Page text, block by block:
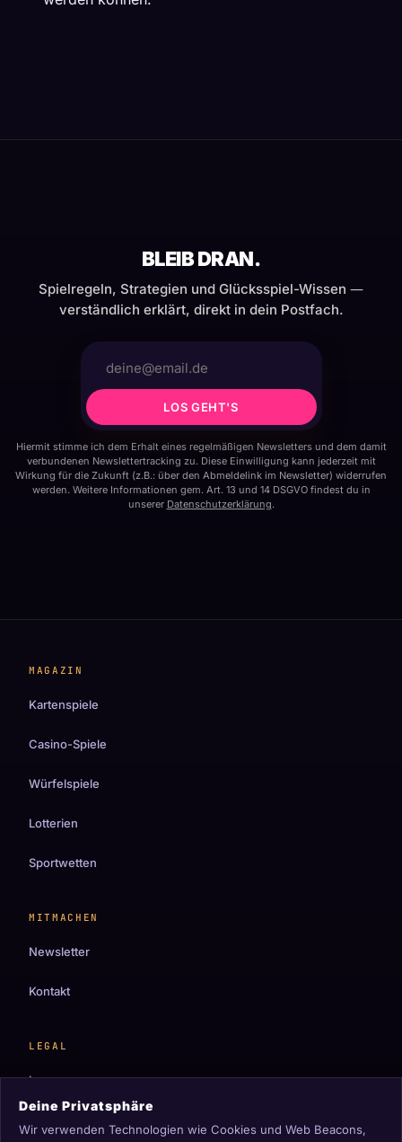
BLEIB DRAN.
Spielregeln, Strategien und Glücksspiel-Wissen —
verständlich erklärt, direkt in dein Postfach.
LOS GEHT'S
Hiermit stimme ich dem Erhalt eines regelmäßigen Newsletters und dem damit
verbundenen Newslettertracking zu. Diese Einwilligung kann jederzeit mit
Wirkung für die Zukunft (z.B.: über den Abmeldelink im Newsletter) widerrufen
werden. Weitere Informationen gem. Art. 13 und 14 DSGVO findest du in
unserer Datenschutzerklärung.
MAGAZIN
Kartenspiele
Casino-Spiele
Würfelspiele
Lotterien
Sportwetten
MITMACHEN
Newsletter
Kontakt
LEGAL
Impressum
Deine Privatsphäre
Wir verwenden Technologien wie Cookies und Web Beacons,